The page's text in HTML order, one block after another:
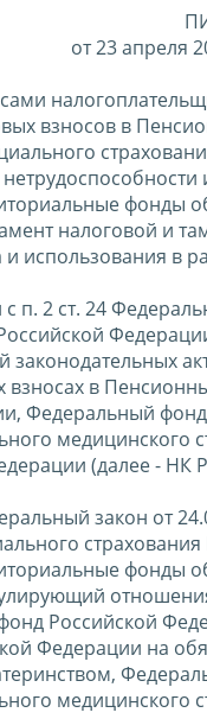
от 23 апреля
взносов в
фонды
налоговой и
использования в
с п. 2 ст. 24
законодательных
взносах в
Федеральный
медицинского
(далее - НК
закон от
фонды
Российской
Федерации на
медицинского